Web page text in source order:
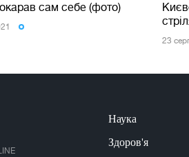
сам себе (фото)
23
Наука
Здоров'я